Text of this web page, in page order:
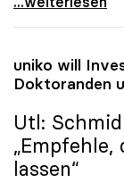
uniko will
Doktoranden
Utl:
lassen“